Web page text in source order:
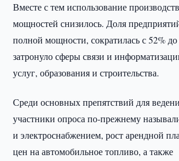
Вместе с тем использование
мощностей снизилось. Доля
полной мощности, сократилась с 52%
затронуло сферы связи и
услуг, образования и строительства.
Среди основных препятствий для
участники опроса по-прежнему
и электроснабжением, рост арендной
цен на автомобильное топливо, а также